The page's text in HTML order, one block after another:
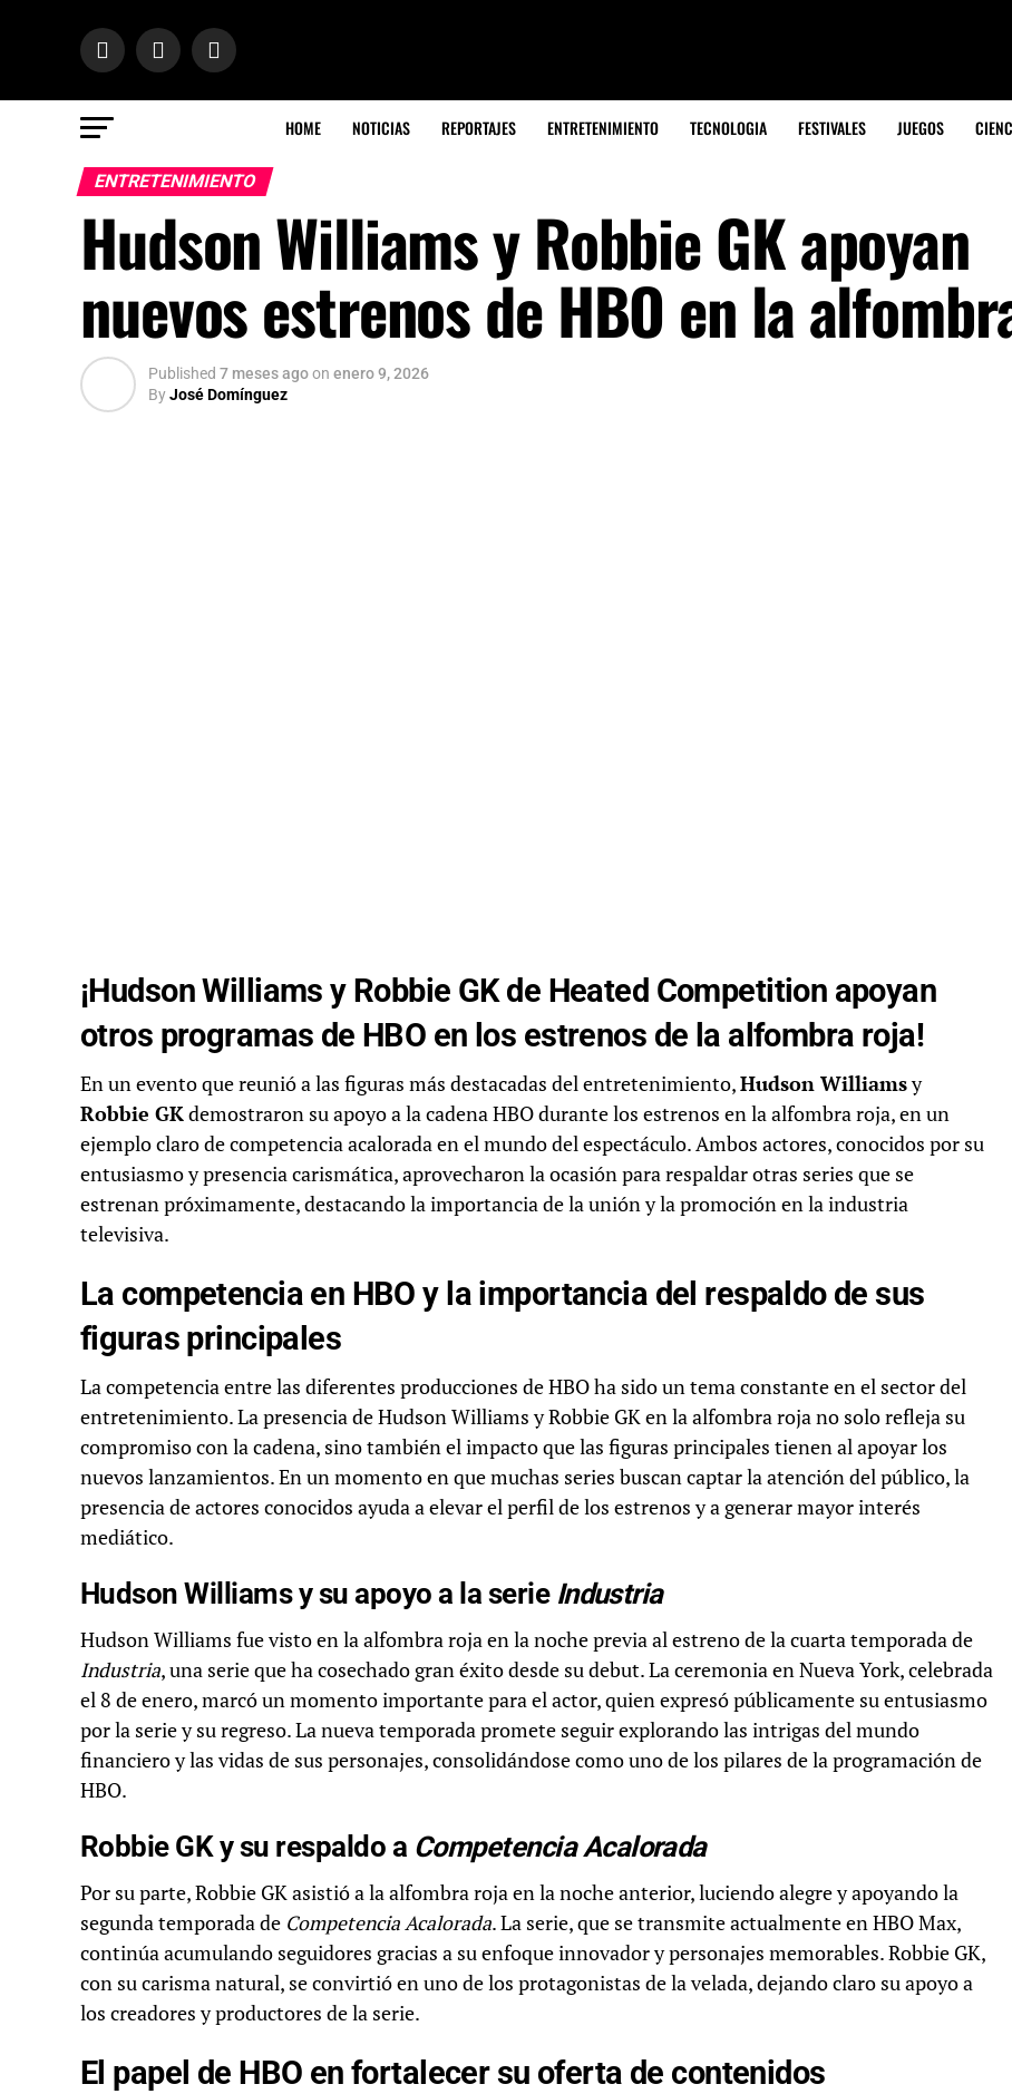
HOME NOTICIAS REPORTAJES ENTRETENIMIENTO TECNOLOGIA FESTIVALES JUEGOS
ENTRETENIMIENTO
Hudson Williams y Robbie GK apoyan
nuevos estrenos de HBO en la
Published 7 meses agoon enero 9, 2026
ByJosé Domínguez
¡Hudson Williams y Robbie GK de Heated Competition apoyan
otros programas de HBO en los estrenos de la alfombra roja!
En un evento que reunió a las figuras más destacadas del entretenimiento,Hudson Williamsy
Robbie GKdemostraron su apoyo a la cadena HBO durante los estrenos en la alfombra roja, en un
ejemplo claro de competencia acalorada en el mundo del espectáculo. Ambos actores, conocidos por su
entusiasmo y presencia carismática, aprovecharon la ocasión para respaldar otras series que se
estrenan próximamente, destacando la importancia de la unión y la promoción en la industria
televisiva.
La competencia en HBO y la importancia del respaldo de sus
figuras principales
La competencia entre las diferentes producciones de HBO ha sido un tema constante en el sector del
entretenimiento. La presencia de Hudson Williams y Robbie GK en la alfombra roja no solo refleja su
compromiso con la cadena, sino también el impacto que las figuras principales tienen al apoyar los
nuevos lanzamientos. En un momento en que muchas series buscan captar la atención del público, la
presencia de actores conocidos ayuda a elevar el perfil de los estrenos y a generar mayor interés
mediático.
Hudson Williams y su apoyo a la serie Industria
Hudson Williams fue visto en la alfombra roja en la noche previa al estreno de la cuarta temporada de
Industria, una serie que ha cosechado gran éxito desde su debut. La ceremonia en Nueva York, celebrada
el 8 de enero, marcó un momento importante para el actor, quien expresó públicamente su entusiasmo
por la serie y su regreso. La nueva temporada promete seguir explorando las intrigas del mundo
financiero y las vidas de sus personajes, consolidándose como uno de los pilares de la programación de
HBO.
Robbie GK y su respaldo a Competencia Acalorada
Por su parte, Robbie GK asistió a la alfombra roja en la noche anterior, luciendo alegre y apoyando la
segunda temporada de Competencia Acalorada. La serie, que se transmite actualmente en HBO Max,
continúa acumulando seguidores gracias a su enfoque innovador y personajes memorables. Robbie GK,
con su carisma natural, se convirtió en uno de los protagonistas de la velada, dejando claro su apoyo a
los creadores y productores de la serie.
El papel de HBO en fortalecer su oferta de contenidos